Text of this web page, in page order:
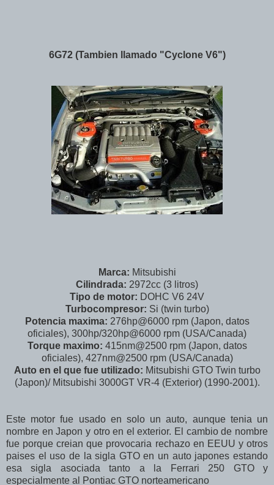
6G72 (Tambien llamado "Cyclone V6")
Marca: Mitsubishi
Cilindrada: 2972cc (3 litros)
Tipo de motor: DOHC V6 24V
Turbocompresor: Si (twin turbo)
Potencia maxima: 276hp@6000 rpm (Japon, datos
oficiales), 300hp/320hp@6000 rpm (USA/Canada)
Torque maximo: 415nm@2500 rpm (Japon, datos
oficiales), 427nm@2500 rpm (USA/Canada)
Auto en el que fue utilizado: Mitsubishi GTO Twin turbo
(Japon)/ Mitsubishi 3000GT VR-4 (Exterior) (1990-2001).
Este motor fue usado en solo un auto, aunque tenia un
nombre en Japon y otro en el exterior. El cambio de nombre
fue porque creian que provocaria rechazo en EEUU y otros
paises el uso de la sigla GTO en un auto japones estando
esa sigla asociada tanto a la Ferrari 250 GTO y
especialmente al Pontiac GTO norteamericano